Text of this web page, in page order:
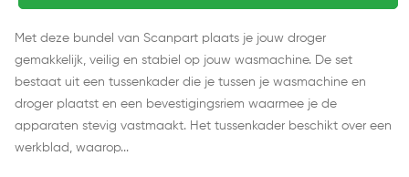
Met deze bundel van Scanpart plaats je jouw droger
gemakkelijk, veilig en stabiel op jouw wasmachine. De set
bestaat uit een tussenkader die je tussen je wasmachine en
droger plaatst en een bevestigingsriem waarmee je de
apparaten stevig vastmaakt. Het tussenkader beschikt over een
werkblad, waarop...